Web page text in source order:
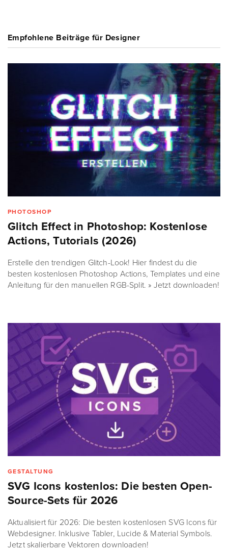
Empfohlene Beiträge für Designer
PHOTOSHOP
Glitch Effect in Photoshop: Kostenlose
Actions, Tutorials (2026)
Erstelle den trendigen Glitch-Look! Hier findest du die
besten kostenlosen Photoshop Actions, Templates und eine
Anleitung für den manuellen RGB-Split. » Jetzt downloaden!
GESTALTUNG
SVG Icons kostenlos: Die besten Open-
Source-Sets für 2026
Aktualisiert für 2026: Die besten kostenlosen SVG Icons für
Webdesigner. Inklusive Tabler, Lucide & Material Symbols.
Jetzt skalierbare Vektoren downloaden!